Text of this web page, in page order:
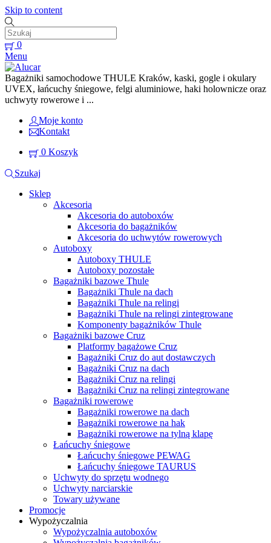
Skip to content
0
Menu
Bagażniki samochodowe THULE Kraków, kaski, gogle i okulary
UVEX, łańcuchy śniegowe, felgi aluminiowe, haki holownicze oraz
uchwyty rowerowe i ...
Moje konto
Kontakt
0 Koszyk
Szukaj
Sklep
Akcesoria
Akcesoria do autoboxów
Akcesoria do bagażników
Akcesoria do uchwytów rowerowych
Autoboxy
Autoboxy THULE
Autoboxy pozostałe
Bagażniki bazowe Thule
Bagażniki Thule na dach
Bagażniki Thule na relingi
Bagażniki Thule na relingi zintegrowane
Komponenty bagażników Thule
Bagażniki bazowe Cruz
Platformy bagażowe Cruz
Bagażniki Cruz do aut dostawczych
Bagażniki Cruz na dach
Bagażniki Cruz na relingi
Bagażniki Cruz na relingi zintegrowane
Bagażniki rowerowe
Bagażniki rowerowe na dach
Bagażniki rowerowe na hak
Bagażniki rowerowe na tylną klapę
Łańcuchy śniegowe
Łańcuchy śniegowe PEWAG
Łańcuchy śniegowe TAURUS
Uchwyty do sprzętu wodnego
Uchwyty narciarskie
Towary używane
Promocje
Wypożyczalnia
Wypożyczalnia autoboxów